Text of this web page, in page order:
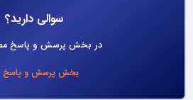
سوالی دارید؟
در بخش پرسش و پاسخ
بخش پرسش و پاسخ